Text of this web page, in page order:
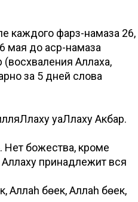
каждого фарз-намаза 26,
мая до аср-намаза
Аллаха,
за 5 дней слова
уаЛлаху Акбар.
Нет божества, кроме
принадлежит вся
Аллаһ бөек, Аллаһ бөек,